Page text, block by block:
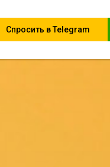
Спросить в Telegram